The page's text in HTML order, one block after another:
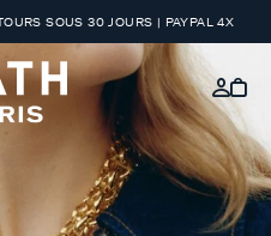
SOUS 30 JOURS | PAYPAL 4X